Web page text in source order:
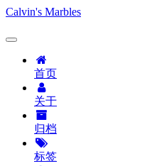
Calvin's Marbles
首页
关于
归档
标签